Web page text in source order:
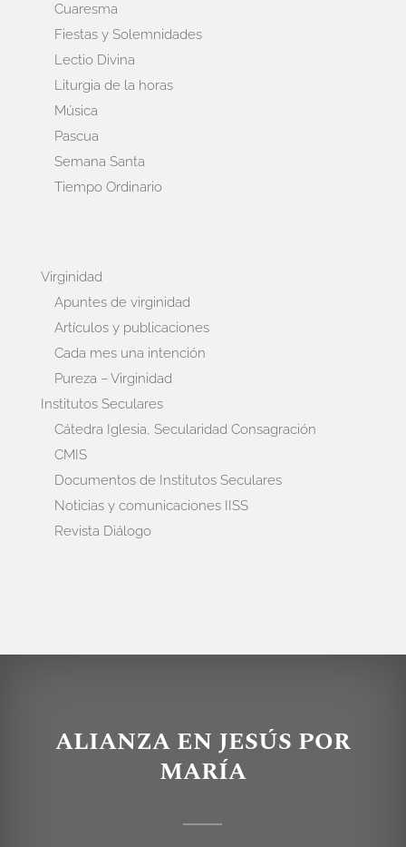
Cuaresma
Fiestas y Solemnidades
Lectio Divina
Liturgia de la horas
Música
Pascua
Semana Santa
Tiempo Ordinario
Virginidad
Apuntes de virginidad
Artículos y publicaciones
Cada mes una intención
Pureza – Virginidad
Institutos Seculares
Cátedra Iglesia, Secularidad Consagración
CMIS
Documentos de Institutos Seculares
Noticias y comunicaciones IISS
Revista Diálogo
ALIANZA EN JESÚS POR
MARÍA